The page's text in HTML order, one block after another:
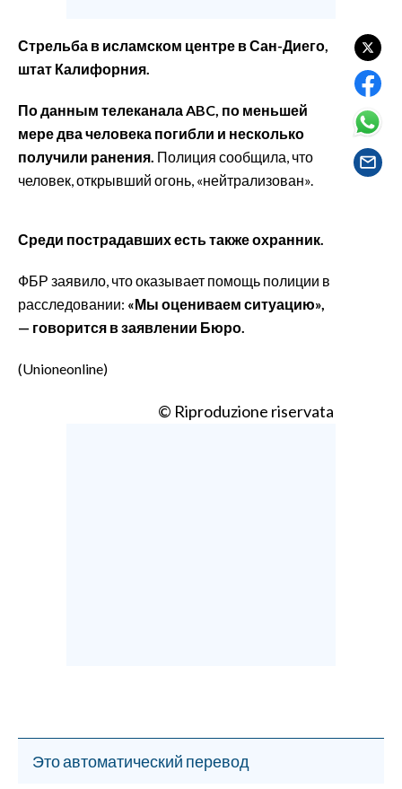
FOTO
VIDEO
INFO AZIENDE
NECROLOGI
PUBBLICITÀ
SPIAGGE
STORE
Стрельба в исламском центре в Сан-Диего,
штат Калифорния.
По данным телеканала ABC, по меньшей
мере два человека погибли и несколько
получили ранения. Полиция сообщила, что
человек, открывший огонь, «нейтрализован».
Среди пострадавших есть также охранник.
ФБР заявило, что оказывает помощь полиции в
расследовании: «Мы оцениваем ситуацию»,
— говорится в заявлении Бюро.
(Unioneonline)
© Riproduzione riservata
Это автоматический перевод